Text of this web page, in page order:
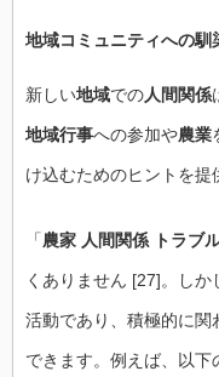
地域コミュニティへの馴
新しい地域での人間関係
地域行事への参加や農業
け込むためのヒントを提
「農家 人間関係 トラブ
くありません [27]。しか
活動であり、積極的に関
できます。例えば、以下